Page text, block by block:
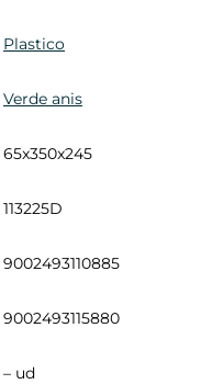
Plastico
Verde anis
65x350x245
113225D
9002493110885
9002493115880
– ud